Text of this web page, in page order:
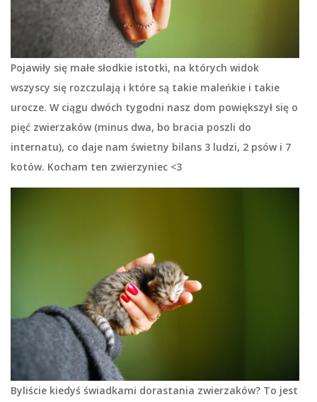
Pojawiły się małe słodkie istotki, na których widok
wszyscy się rozczulają i które są takie maleńkie i takie
urocze. W ciągu dwóch tygodni nasz dom powiększył się o
pięć zwierzaków (minus dwa, bo bracia poszli do
internatu), co daje nam świetny bilans 3 ludzi, 2 psów i 7
kotów. Kocham ten zwierzyniec <3
Byliście kiedyś świadkami dorastania zwierzaków? To jest